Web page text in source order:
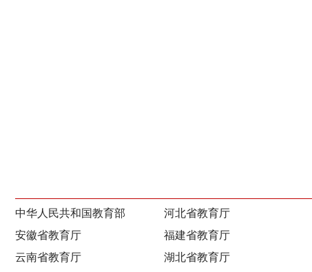
中华人民共和国教育部 河北省教育厅
安徽省教育厅
福建省教育厅
云南省教育厅
湖北省教育厅